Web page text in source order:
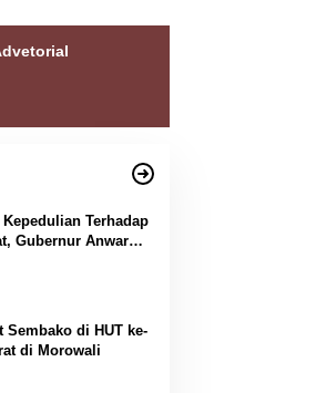
Terhadap
Gubernur Anwar
Jembatan
Sembako di HUT ke-
di Morowali